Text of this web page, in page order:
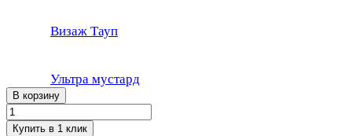
Визаж Тауп
Ультра мустард
В корзину
Купить в 1 клик